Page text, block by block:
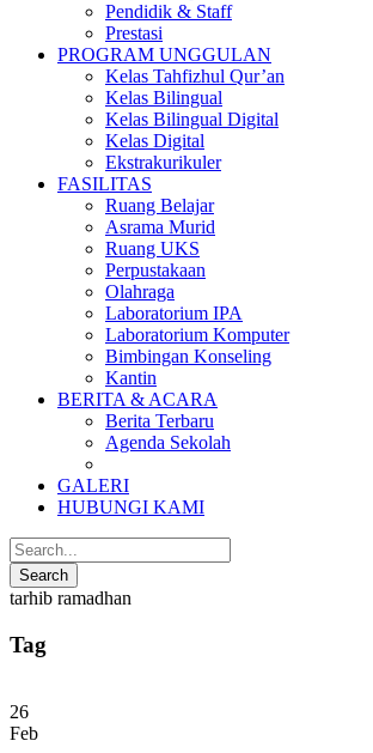
Pendidik & Staff
Prestasi
PROGRAM UNGGULAN
Kelas Tahfizhul Qur’an
Kelas Bilingual
Kelas Bilingual Digital
Kelas Digital
Ekstrakurikuler
FASILITAS
Ruang Belajar
Asrama Murid
Ruang UKS
Perpustakaan
Olahraga
Laboratorium IPA
Laboratorium Komputer
Bimbingan Konseling
Kantin
BERITA & ACARA
Berita Terbaru
Agenda Sekolah
GALERI
HUBUNGI KAMI
tarhib ramadhan
Tag
26
Feb